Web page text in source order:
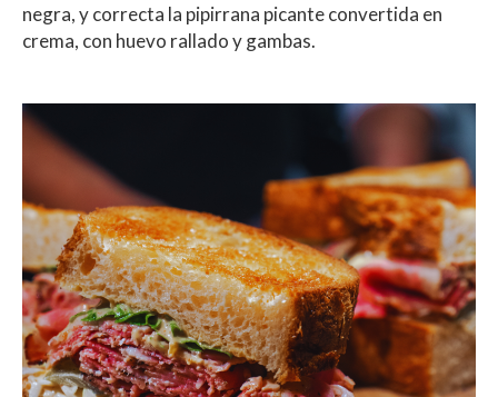
negra, y correcta la pipirrana picante convertida en
crema, con huevo rallado y gambas.